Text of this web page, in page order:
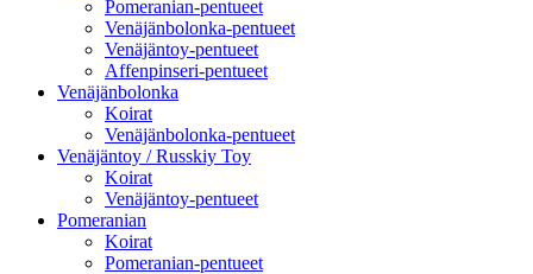
Pomeranian-pentueet
Venäjänbolonka-pentueet
Venäjäntoy-pentueet
Affenpinseri-pentueet
Venäjänbolonka
Koirat
Venäjänbolonka-pentueet
Venäjäntoy / Russkiy Toy
Koirat
Venäjäntoy-pentueet
Pomeranian
Koirat
Pomeranian-pentueet